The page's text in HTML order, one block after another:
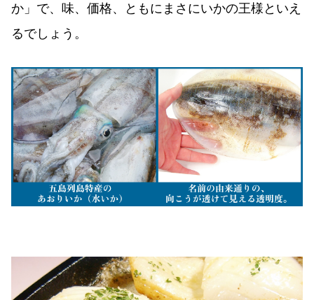
か」で、味、価格、ともにまさにいかの王様といえ
るでしょう。